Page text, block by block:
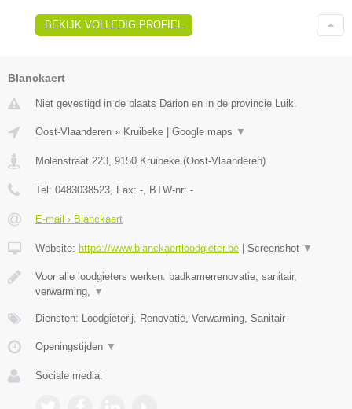
BEKIJK VOLLEDIG PROFIEL
Blanckaert
Niet gevestigd in de plaats Darion en in de provincie Luik.
Oost-Vlaanderen » Kruibeke Google maps ▼
Molenstraat 223 9150 Kruibeke (Oost-Vlaanderen)
Tel: 0483038523 , Fax: - , BTW-nr: -
E-mail › Blanckaert
Website: https://www.blanckaertloodgieter.be Screenshot ▼
Voor alle loodgieters werken: badkamerrenovatie, sanitair,
verwarming,
▼
Diensten: Loodgieterij, Renovatie, Verwarming, Sanitair
Openingstijden ▼
Sociale media: